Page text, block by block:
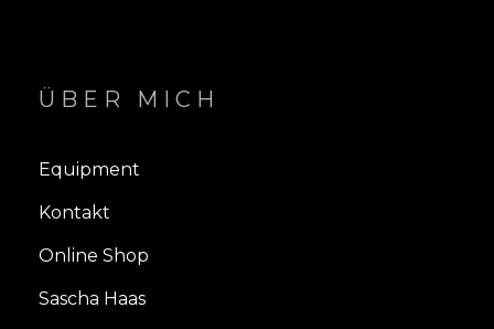
ÜBER MICH
Equipment
Kontakt
Online Shop
Sascha Haas